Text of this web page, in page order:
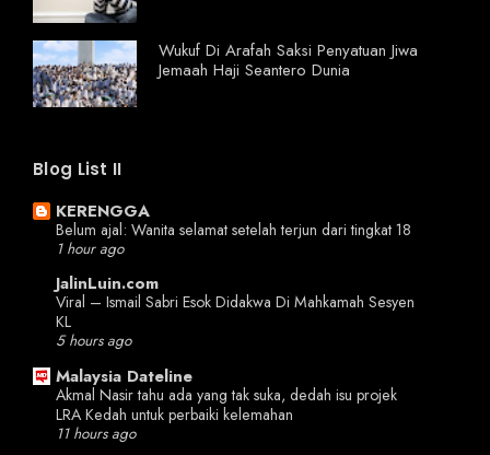
Wukuf Di Arafah Saksi Penyatuan Jiwa
Jemaah Haji Seantero Dunia
Blog List II
KERENGGA
Belum ajal: Wanita selamat setelah terjun dari tingkat 18
1 hour ago
JalinLuin.com
Viral – Ismail Sabri Esok Didakwa Di Mahkamah Sesyen
KL
5 hours ago
Malaysia Dateline
Akmal Nasir tahu ada yang tak suka, dedah isu projek
LRA Kedah untuk perbaiki kelemahan
11 hours ago